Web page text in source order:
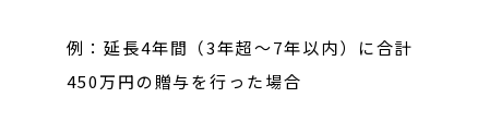
例 ：延長4年間（3年超〜7年以内）に合計
450万円の贈与を行った場合